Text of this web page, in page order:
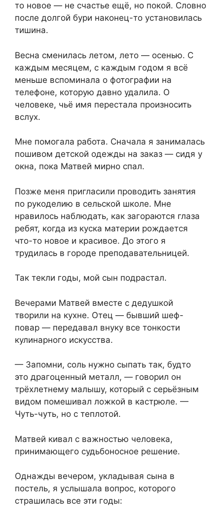
то новое — не счастье ещё, но покой. Словно
после долгой бури наконец-то установилась
тишина.
Весна сменилась летом, лето — осенью. С
каждым месяцем, с каждым годом я всё
меньше вспоминала о фотографии на
телефоне, которую давно удалила. О
человеке, чьё имя перестала произносить
вслух.
Мне помогала работа. Сначала я занималась
пошивом детской одежды на заказ — сидя у
окна, пока Матвей мирно спал.
Позже меня пригласили проводить занятия
по рукоделию в сельской школе. Мне
нравилось наблюдать, как загораются глаза
ребят, когда из куска материи рождается
что-то новое и красивое. До этого я
трудилась в городе преподавательницей.
Так текли годы, мой сын подрастал.
Вечерами Матвей вместе с дедушкой
творили на кухне. Отец — бывший шеф-
повар — передавал внуку все тонкости
кулинарного искусства.
— Запомни, соль нужно сыпать так, будто
это драгоценный металл, — говорил он
трёхлетнему малышу, который с серьёзным
видом помешивал ложкой в кастрюле. —
Чуть-чуть, но с теплотой.
Матвей кивал с важностью человека,
принимающего судьбоносное решение.
Однажды вечером, укладывая сына в
постель, я услышала вопрос, которого
страшилась все эти годы: